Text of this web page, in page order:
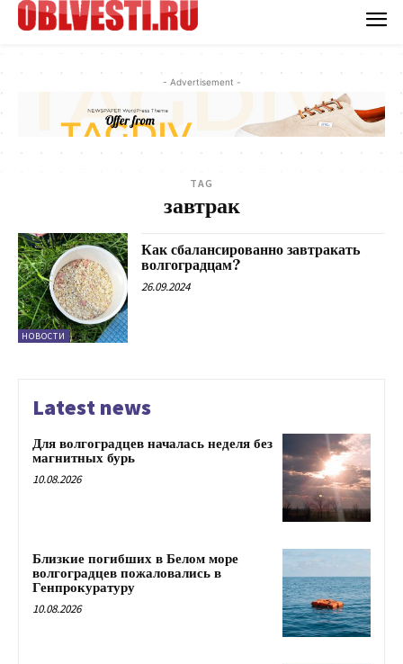
- Advertisement -
TAG
завтрак
НОВОСТИ
Как сбалансированно завтракать
волгоградцам?
26.09.2024
Latest news
Для волгоградцев началась неделя без
магнитных бурь
10.08.2026
Близкие погибших в Белом море
волгоградцев пожаловались в
Генпрокуратуру
10.08.2026